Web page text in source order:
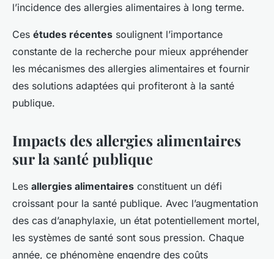
l’incidence des allergies alimentaires à long terme.
Ces études récentes soulignent l’importance
constante de la recherche pour mieux appréhender
les mécanismes des allergies alimentaires et fournir
des solutions adaptées qui profiteront à la santé
publique.
Impacts des allergies alimentaires
sur la santé publique
Les allergies alimentaires constituent un défi
croissant pour la santé publique. Avec l’augmentation
des cas d’anaphylaxie, un état potentiellement mortel,
les systèmes de santé sont sous pression. Chaque
année, ce phénomène engendre des coûts